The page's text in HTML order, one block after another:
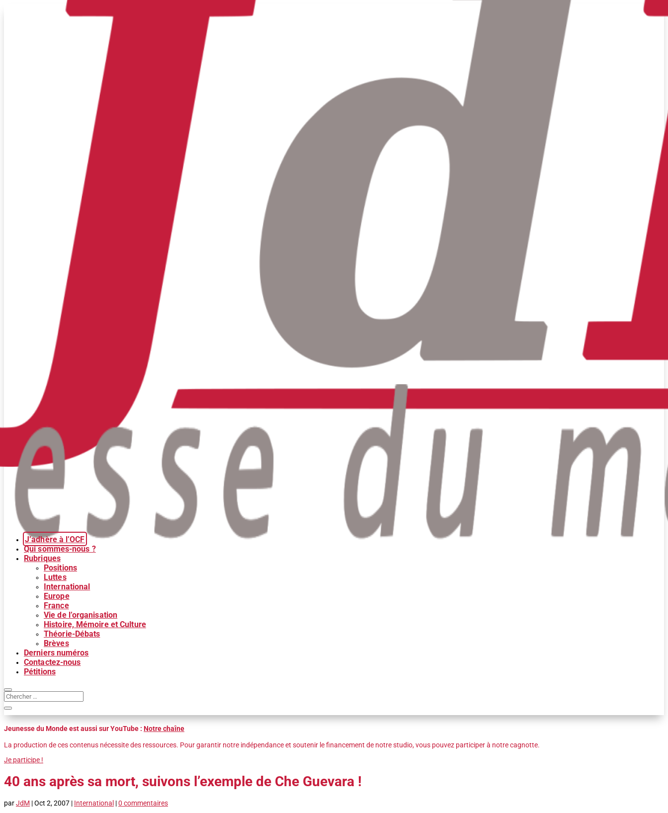
J’adhère à l’OCF
Qui sommes-nous ?
Rubriques
Positions
Luttes
International
Europe
France
Vie de l’organisation
Histoire, Mémoire et Culture
Théorie-Débats
Brèves
Derniers numéros
Contactez-nous
Pétitions
Jeunesse du Monde est aussi sur YouTube : Notre chaîne
La production de ces contenus nécessite des ressources. Pour garantir notre indépendance et soutenir le financement de notre studio, vous pouvez participer à notre cagnotte.
Je participe !
40 ans après sa mort, suivons l’exemple de Che Guevara !
parJdM |Oct 2, 2007 | International |0 commentaires